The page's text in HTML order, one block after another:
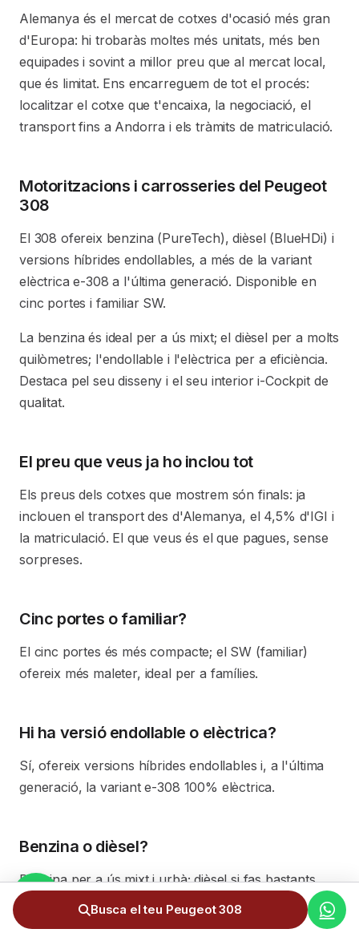
Alemanya és el mercat de cotxes d'ocasió més gran
d'Europa: hi trobaràs moltes més unitats, més ben
equipades i sovint a millor preu que al mercat local,
que és limitat. Ens encarreguem de tot el procés:
localitzar el cotxe que t'encaixa, la negociació, el
transport fins a Andorra i els tràmits de matriculació.
Motoritzacions i carrosseries del Peugeot
308
El 308 ofereix benzina (PureTech), dièsel (BlueHDi) i
versions híbrides endollables, a més de la variant
elèctrica e-308 a l'última generació. Disponible en
cinc portes i familiar SW.
La benzina és ideal per a ús mixt; el dièsel per a molts
quilòmetres; l'endollable i l'elèctrica per a eficiència.
Destaca pel seu disseny i el seu interior i-Cockpit de
qualitat.
El preu que veus ja ho inclou tot
Els preus dels cotxes que mostrem són finals: ja
inclouen el transport des d'Alemanya, el 4,5% d'IGI i
la matriculació. El que veus és el que pagues, sense
sorpreses.
Cinc portes o familiar?
El cinc portes és més compacte; el SW (familiar)
ofereix més maleter, ideal per a famílies.
Hi ha versió endollable o elèctrica?
Sí, ofereix versions híbrides endollables i, a l'última
generació, la variant e-308 100% elèctrica.
Benzina o dièsel?
Benzina per a ús mixt i urbà; dièsel si fas bastants
quilòmetres per carretera.
Busca el teu Peugeot 308